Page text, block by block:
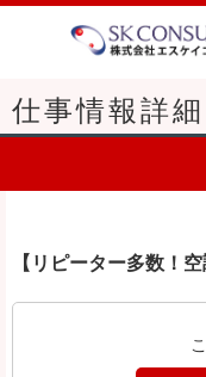
仕事情報詳細
【リピーター多数！